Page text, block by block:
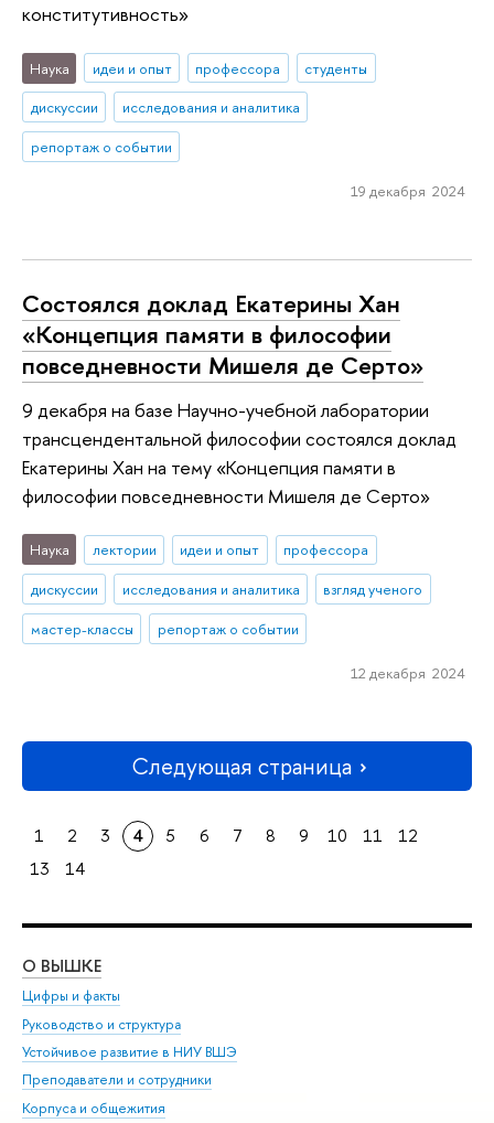
конститутивность»
Наука идеи и опыт профессора
студенты
дискуссии
исследования и аналитика
репортаж о событии
19 декабря 2024
Состоялся доклад Екатерины Хан
«Концепция памяти в философии
повседневности Мишеля де Серто»
9 декабря на базе Научно-учебной лаборатории
трансцендентальной философии состоялся доклад
Екатерины Хан на тему «Концепция памяти в
философии повседневности Мишеля де Серто»
Наука лектории идеи и опыт
профессора
дискуссии
исследования и аналитика
взгляд ученого
мастер-классы
репортаж о событии
12 декабря 2024
Следующая страница
1 2 3 4 5 6 7 8 9 10 11
12
13
14
О ВЫШКЕ
Цифры и факты
Руководство и структура
Устойчивое развитие в НИУ ВШЭ
Преподаватели и сотрудники
Корпуса и общежития